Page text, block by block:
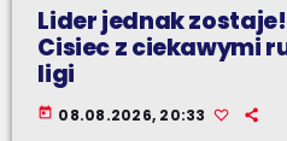
Lider jednak
Cisiec z ciekawymi
ligi
today 08.08.2026, 20:33